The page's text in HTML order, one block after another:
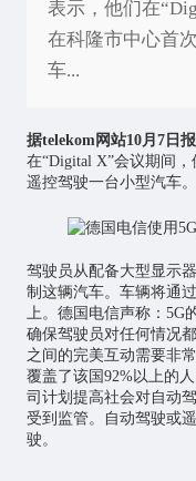
表示，他们在
在科隆市中心首
车...
据telekom网站10月7日报
在“Digital X”会议期间
遥控驾驶一台小型汽车。
驾驶员从配备大型显示
制这辆汽车。车辆将通
上。德国电信声称：
确保驾驶员对任何情况
之间的完美互动需要非
覆盖了该国92%以上的
司计划提高社会对自动
受到监管。自动驾驶或
驶。